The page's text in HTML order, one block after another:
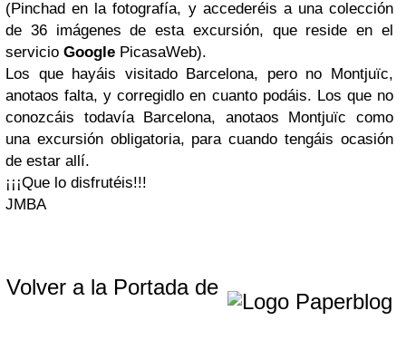
(Pinchad en la fotografía, y accederéis a una colección
de 36 imágenes de esta excursión, que reside en el
servicio Google PicasaWeb).
Los que hayáis visitado Barcelona, pero no Montjuïc,
anotaos falta, y corregidlo en cuanto podáis. Los que no
conozcáis todavía Barcelona, anotaos Montjuïc como
una excursión obligatoria, para cuando tengáis ocasión
de estar allí.
¡¡¡Que lo disfrutéis!!!
JMBA
Volver a la Portada de